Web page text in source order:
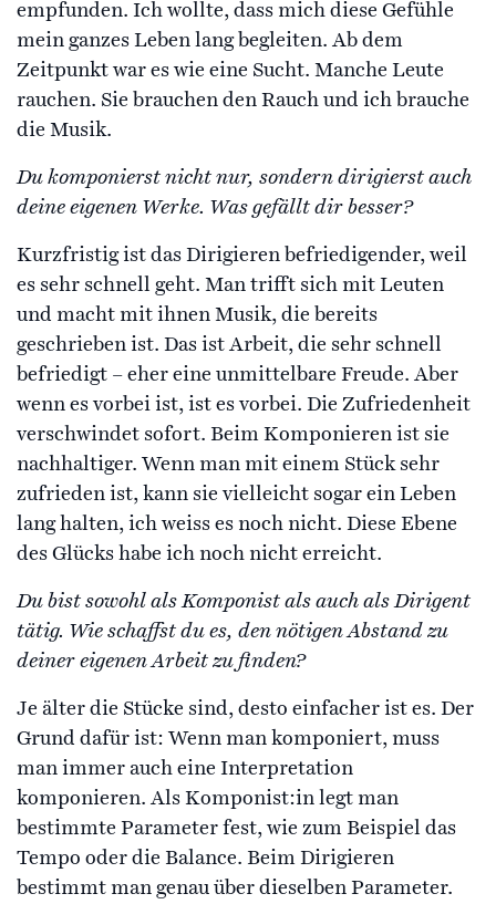
empfunden. Ich wollte, dass mich diese Gefühle
mein ganzes Leben lang begleiten. Ab dem
Zeitpunkt war es wie eine Sucht. Manche Leute
rauchen. Sie brauchen den Rauch und ich brauche
die Musik.
Du komponierst nicht nur, sondern dirigierst auch
deine eigenen Werke. Was gefällt dir besser?
Kurzfristig ist das Dirigieren befriedigender, weil
es sehr schnell geht. Man trifft sich mit Leuten
und macht mit ihnen Musik, die bereits
geschrieben ist. Das ist Arbeit, die sehr schnell
befriedigt – eher eine unmittelbare Freude. Aber
wenn es vorbei ist, ist es vorbei. Die Zufriedenheit
verschwindet sofort. Beim Komponieren ist sie
nachhaltiger. Wenn man mit einem Stück sehr
zufrieden ist, kann sie vielleicht sogar ein Leben
lang halten, ich weiss es noch nicht. Diese Ebene
des Glücks habe ich noch nicht erreicht.
Du bist sowohl als Komponist als auch als Dirigent
tätig. Wie schaffst du es, den nötigen Abstand zu
deiner eigenen Arbeit zu finden?
Je älter die Stücke sind, desto einfacher ist es. Der
Grund dafür ist: Wenn man komponiert, muss
man immer auch eine Interpretation
komponieren. Als Komponist:in legt man
bestimmte Parameter fest, wie zum Beispiel das
Tempo oder die Balance. Beim Dirigieren
bestimmt man genau über dieselben Parameter.